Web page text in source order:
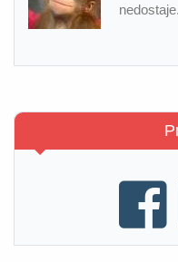
nedostaje.